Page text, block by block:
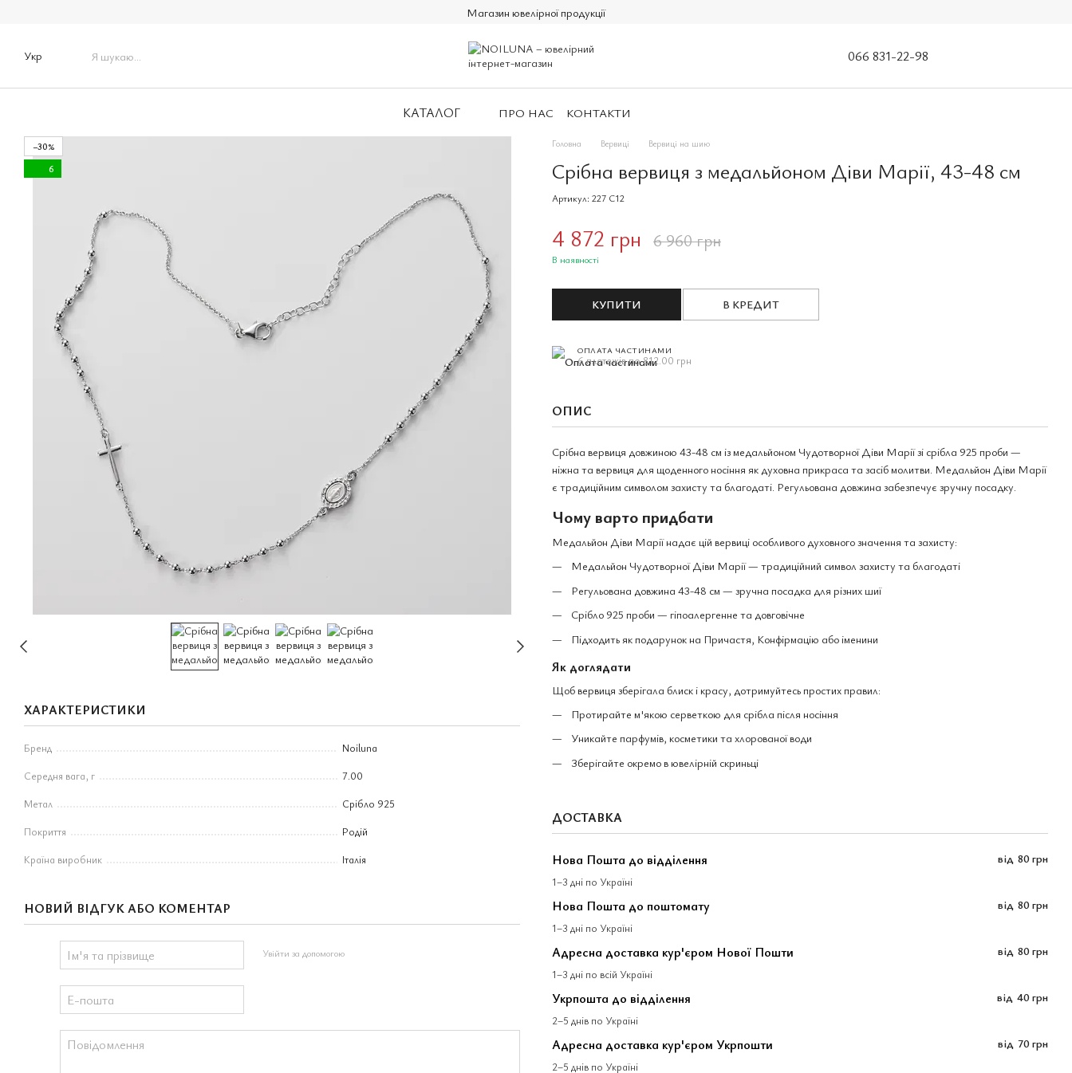
Магазин ювелірної продукції
Укр 066 831-22-98
КАТАЛОГ ПРО НАС КОНТАКТИ
−30%
6
ХАРАКТЕРИСТИКИ
Бренд
Noiluna
Середня вага, г
7.00
Метал
Срібло 925
Покриття
Родій
Країна виробник
Італія
НОВИЙ ВІДГУК АБО КОМЕНТАР
Увійти за допомогою
Головна Вервиці Вервиці на шию
Срібна вервиця з медальйоном Діви Марії, 43-48 см
Артикул: 227 C12
4 872 грн 6 960 грн
В наявності
КУПИТИ В КРЕДИТ
ОПЛАТА ЧАСТИНАМИ
6 платежів по 812.00 грн
ОПИС
Срібна вервиця довжиною 43-48 см із медальйоном Чудотворної Діви Марії зі срібла 925 проби —
ніжна та вервиця для щоденного носіння як духовна прикраса та засіб молитви. Медальйон Діви Марії
є традиційним символом захисту та благодаті. Регульована довжина забезпечує зручну посадку.
Чому варто придбати
Медальйон Діви Марії надає цій вервиці особливого духовного значення та захисту:
Медальйон Чудотворної Діви Марії — традиційний символ захисту та благодаті
Регульована довжина 43-48 см — зручна посадка для різних шиї
Срібло 925 проби — гіпоалергенне та довговічне
Підходить як подарунок на Причастя, Конфірмацію або іменини
Як доглядати
Щоб вервиця зберігала блиск і красу, дотримуйтесь простих правил:
Протирайте м'якою серветкою для срібла після носіння
Уникайте парфумів, косметики та хлорованої води
Зберігайте окремо в ювелірній скриньці
ДОСТАВКА
Нова Пошта до відділення
1–3 дні по Україні
від 80 грн
Нова Пошта до поштомату
1–3 дні по Україні
від 80 грн
Адресна доставка кур'єром Нової Пошти
1–3 дні по всій Україні
від 80 грн
Укрпошта до відділення
2–5 днів по Україні
від 40 грн
Адресна доставка кур'єром Укрпошти
2–5 днів по Україні
від 70 грн